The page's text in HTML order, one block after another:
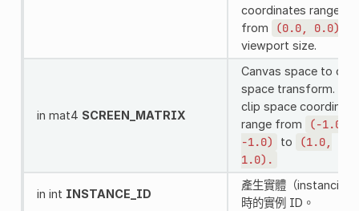
coordinates range
from
(0.0, 0.0)
viewport size.
in mat4 SCREEN_MATRIX
Canvas space to clip
space transform. In
clip space
range from
(-1.0,
-1.0)
to
(1.0,
1.0).
in int INSTANCE_ID
產生實體（instancing
時的實例 ID。